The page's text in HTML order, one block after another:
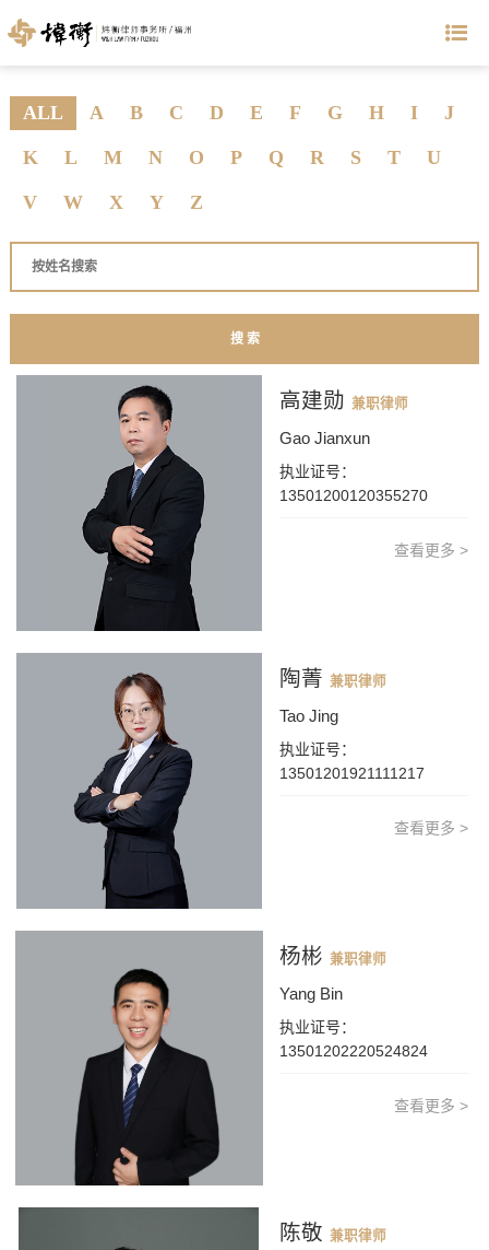
ALL A B C D E F G H I J
K L M N O P Q R S T U
V W X Y Z
高建勋 兼职律师
Gao Jianxun
执业证号：
13501200120355270
查看更多 >
陶菁 兼职律师
Tao Jing
执业证号：
13501201921111217
查看更多 >
杨彬 兼职律师
Yang Bin
执业证号：
13501202220524824
查看更多 >
陈敬 兼职律师